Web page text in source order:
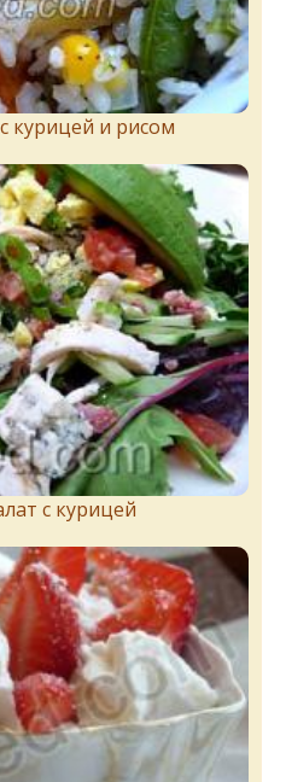
курицей и рисом
с курицей